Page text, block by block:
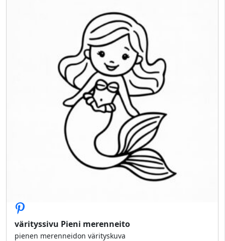
värityssivu Pieni merenneito
pienen merenneidon värityskuva